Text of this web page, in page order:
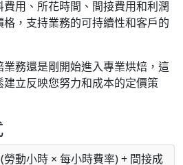
用、所花時間、間接費用和利潤
，支持業務的可持續性和客戶的
務還是剛開始進入專業烘焙，這
立反映您努力和成本的定價策
勞動小時 × 每小時費率) + 間接成